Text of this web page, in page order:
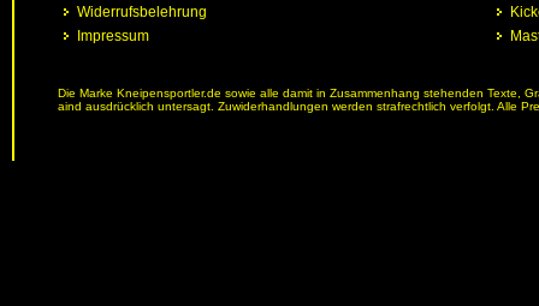
Widerrufsbelehrung
Impressum
Die Marke Kneipensportler.de sowie alle damit in Zusammenhang stehenden Texte,
aind ausdrücklich untersagt. Zuwiderhandlungen werden strafrechtlich verfolgt. Alle